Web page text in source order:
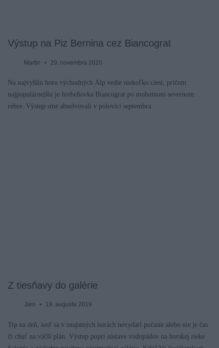
Výstup na Piz Bernina cez Biancograt
Martin 29. novembra 2020
Na najvyššiu horu východných Álp vedie niekoľko ciest, pričom
najpopulárnejšia je hrebeňovka Biancograt po mohutnom severnom
rebre. Výstup sme absolvovali v polovici septembra.
Z tiesňavy do galérie
Jaro 19. augusta 2019
Tip na deň, keď sa v ozajstných horách nevydarí počasie alebo nie je čas
či chuť na väčší plán. Výstup popri sústave vodopádov na horskej rieke